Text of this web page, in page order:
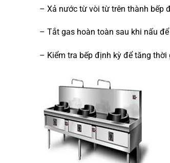
– Xả nước từ vòi từ trên thành bếp
– Tắt gas hoàn toàn sau khi nấu
– Kiểm tra bếp định kỳ để tăng thời